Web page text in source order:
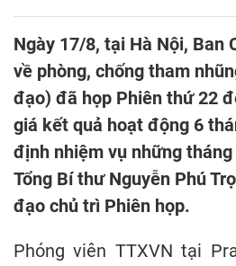
Ngày 17/8, tại Hà Nội, Ban
về phòng, chống tham
đạo) đã họp Phiên thứ 22
giá kết quả hoạt động 6
định nhiệm vụ những
Tổng Bí thư Nguyễn Phú
đạo chủ trì Phiên họp.
Phóng viên TTXVN tại